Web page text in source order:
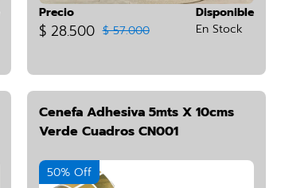
Precio
$ 28.500 $ 57.000
Disponible
En Stock
Cenefa Adhesiva 5mts X 10cms
Verde Cuadros CN001
50% Off